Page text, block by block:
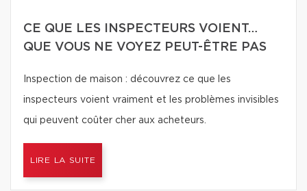
CE QUE LES INSPECTEURS VOIENT…
QUE VOUS NE VOYEZ PEUT-ÊTRE PAS
Inspection de maison : découvrez ce que les
inspecteurs voient vraiment et les problèmes invisibles
qui peuvent coûter cher aux acheteurs.
LIRE LA SUITE